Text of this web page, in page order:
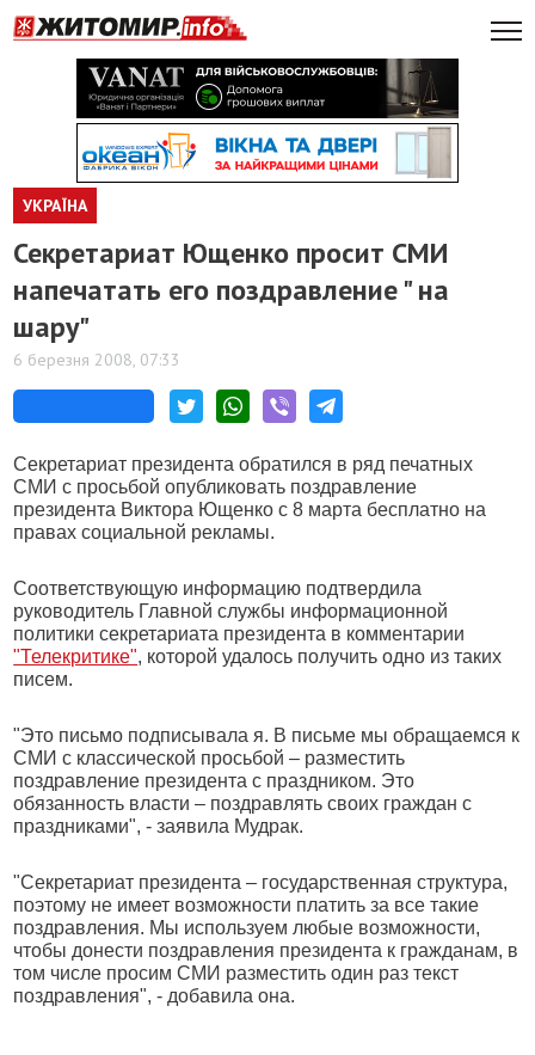
УКРАЇНА
Секретариат Ющенко просит СМИ
напечатать его поздравление " на
шару"
6 березня 2008, 07:33
Секретариат президента обратился в ряд печатных
СМИ с просьбой опубликовать поздравление
президента Виктора Ющенко с 8 марта бесплатно на
правах социальной рекламы.
Соответствующую информацию подтвердила
руководитель Главной службы информационной
политики секретариата президента в комментарии
"Телекритике", которой удалось получить одно из таких
писем.
"Это письмо подписывала я. В письме мы обращаемся к
СМИ с классической просьбой – разместить
поздравление президента с праздником. Это
обязанность власти – поздравлять своих граждан с
праздниками", - заявила Мудрак.
"Секретариат президента – государственная структура,
поэтому не имеет возможности платить за все такие
поздравления. Мы используем любые возможности,
чтобы донести поздравления президента к гражданам, в
том числе просим СМИ разместить один раз текст
поздравления", - добавила она.